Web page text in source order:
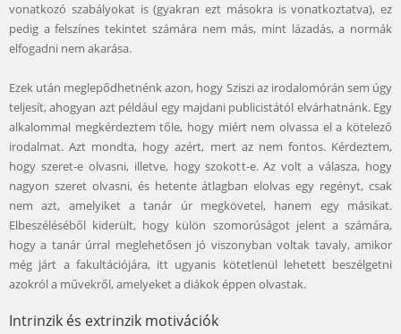
vonatkozó szabályokat is (gyakran ezt másokra is vonatkoztatva), ez
pedig a felszínes tekintet számára nem más, mint lázadás, a normák
elfogadni nem akarása.
Ezek után meglepődhetnénk azon, hogy Sziszi az irodalomórán sem úgy
teljesít, ahogyan azt például egy majdani publicistától elvárhatnánk. Egy
alkalommal megkérdeztem tőle, hogy miért nem olvassa el a kötelező
irodalmat. Azt mondta, hogy azért, mert az nem fontos. Kérdeztem,
hogy szeret-e olvasni, illetve, hogy szokott-e. Az volt a válasza, hogy
nagyon szeret olvasni, és hetente átlagban elolvas egy regényt, csak
nem azt, amelyiket a tanár úr megkövetel, hanem egy másikat.
Elbeszéléséből kiderült, hogy külön szomorúságot jelent a számára,
hogy a tanár úrral meglehetősen jó viszonyban voltak tavaly, amikor
még járt a fakultációjára, itt ugyanis kötetlenül lehetett beszélgetni
azokról a művekről, amelyeket a diákok éppen olvastak.
Intrinzik és extrinzik motivációk